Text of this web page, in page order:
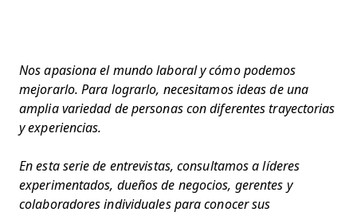
Nos apasiona el mundo laboral y cómo podemos
mejorarlo. Para lograrlo, necesitamos ideas de una
amplia variedad de personas con diferentes trayectorias
y experiencias.
En esta serie de entrevistas, consultamos a líderes
experimentados, dueños de negocios, gerentes y
colaboradores individuales para conocer sus